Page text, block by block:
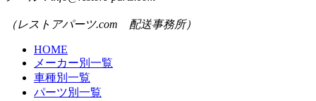
（レストアパーツ.com 配送事務所）
HOME
メーカー別一覧
車種別一覧
パーツ別一覧